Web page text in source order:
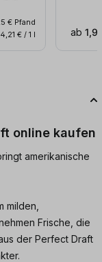
€ Pfand
€ / 1 l
ab
online kaufen
amerikanische
milden,
Frische, die
der Perfect Draft